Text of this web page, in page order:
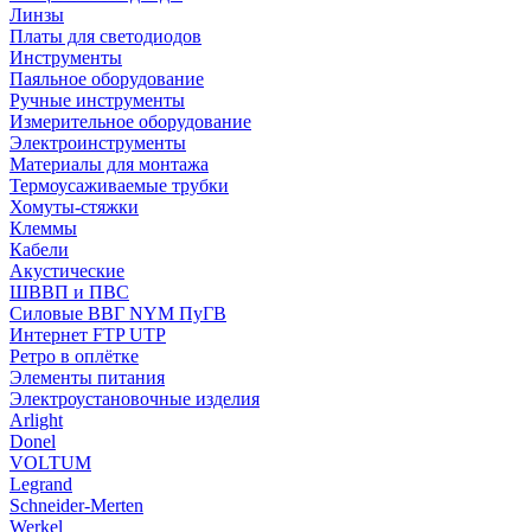
Линзы
Платы для светодиодов
Инструменты
Паяльное оборудование
Ручные инструменты
Измерительное оборудование
Электроинструменты
Материалы для монтажа
Термоусаживаемые трубки
Хомуты-стяжки
Клеммы
Кабели
Акустические
ШВВП и ПВС
Силовые ВВГ NYM ПуГВ
Интернет FTP UTP
Ретро в оплётке
Элементы питания
Электроустановочные изделия
Arlight
Donel
VOLTUM
Legrand
Schneider-Merten
Werkel